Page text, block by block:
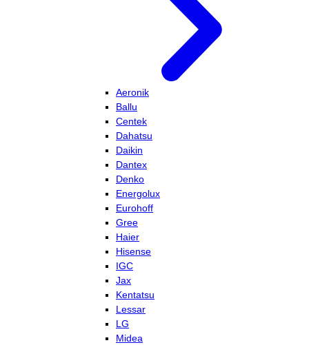
Aeronik
Ballu
Centek
Dahatsu
Daikin
Dantex
Denko
Energolux
Eurohoff
Gree
Haier
Hisense
IGC
Jax
Kentatsu
Lessar
LG
Midea